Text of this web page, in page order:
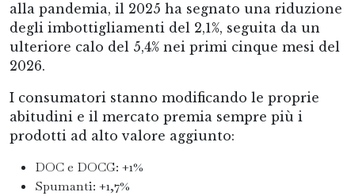
alla pandemia, il 2025 ha segnato una riduzione
degli imbottigliamenti del 2,1%, seguita da un
ulteriore calo del 5,4% nei primi cinque mesi del
2026.
I consumatori stanno modificando le proprie
abitudini e il mercato premia sempre più i
prodotti ad alto valore aggiunto:
DOC e DOCG: +1%
Spumanti: +1,7%